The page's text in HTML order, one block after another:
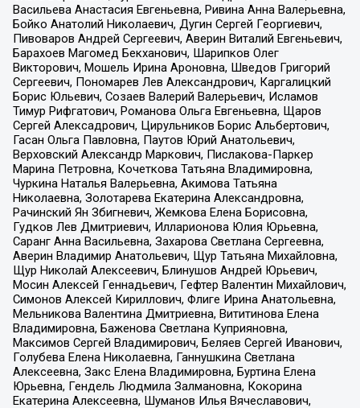
Васильева Анастасия Евгеньевна, Ривина Анна Валерьевна,
Бойко Анатолий Николаевич, Дугин Сергей Георгиевич,
Пивоваров Андрей Сергеевич, Аверин Виталий Евгеньевич,
Барахоев Магомед Бекханович, Шарипков Олег
Викторович, Мошель Ирина Ароновна, Шведов Григорий
Сергеевич, Пономарев Лев Александрович, Каргалицкий
Борис Юльевич, Созаев Валерий Валерьевич, Исламов
Тимур Рифгатович, Романова Ольга Евгеньевна, Щаров
Сергей Алексадрович, Цирульников Борис Альбертович,
Гасан Ольга Павловна, Паутов Юрий Анатольевич,
Верховский Александр Маркович, Пислакова-Паркер
Марина Петровна, Кочеткова Татьяна Владимировна,
Чуркина Наталья Валерьевна, Акимова Татьяна
Николаевна, Золотарева Екатерина Александровна,
Рачинский Ян Збигневич, Жемкова Елена Борисовна,
Гудков Лев Дмитриевич, Илларионова Юлия Юрьевна,
Саранг Анна Васильевна, Захарова Светлана Сергеевна,
Аверин Владимир Анатольевич, Щур Татьяна Михайловна,
Щур Николай Алексеевич, Блинушов Андрей Юрьевич,
Мосин Алексей Геннадьевич, Гефтер Валентин Михайлович,
Симонов Алексей Кириллович, Флиге Ирина Анатольевна,
Мельникова Валентина Дмитриевна, Вититинова Елена
Владимировна, Баженова Светлана Куприяновна,
Максимов Сергей Владимирович, Беляев Сергей Иванович,
Голубева Елена Николаевна, Ганнушкина Светлана
Алексеевна, Закс Елена Владимировна, Буртина Елена
Юрьевна, Гендель Людмила Залмановна, Кокорина
Екатерина Алексеевна, Шуманов Илья Вячеславович,